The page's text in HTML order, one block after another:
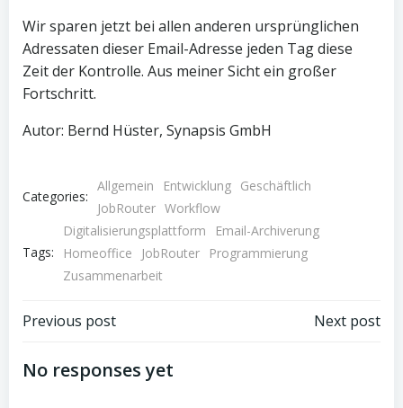
Wir sparen jetzt bei allen anderen ursprünglichen
Adressaten dieser Email-Adresse jeden Tag diese
Zeit der Kontrolle. Aus meiner Sicht ein großer
Fortschritt.
Autor: Bernd Hüster, Synapsis GmbH
Categories:
Allgemein Entwicklung Geschäftlich
JobRouter Workflow
Tags:
Digitalisierungsplattform
Email-Archiverung
Homeoffice
JobRouter
Programmierung
Zusammenarbeit
Beitrags-
Navigation
Previous post
Beitrags-Next post
No responses yet